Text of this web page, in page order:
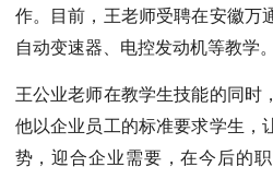
作。目前，王老师受聘在安徽万
自动变速器、电控发动机等教学。
王公业老师在教学生技能的同时
他以企业员工的标准要求学生，
势，迎合企业需要，在今后的